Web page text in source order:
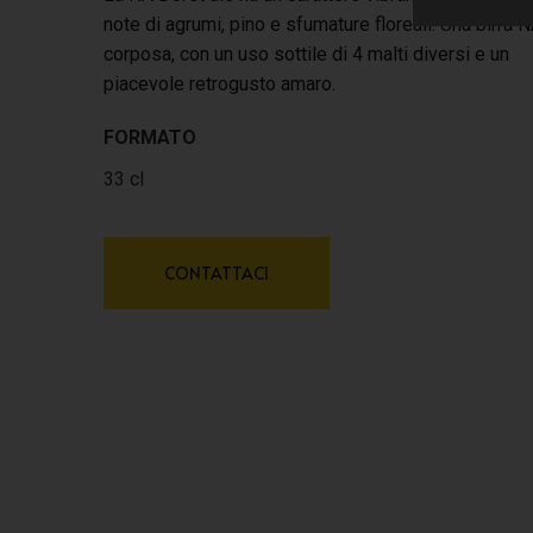
note di agrumi, pino e sfumature floreali. Una birra
corposa, con un uso sottile di 4 malti diversi e un
piacevole retrogusto amaro.
FORMATO
33 cl
CONTATTACI